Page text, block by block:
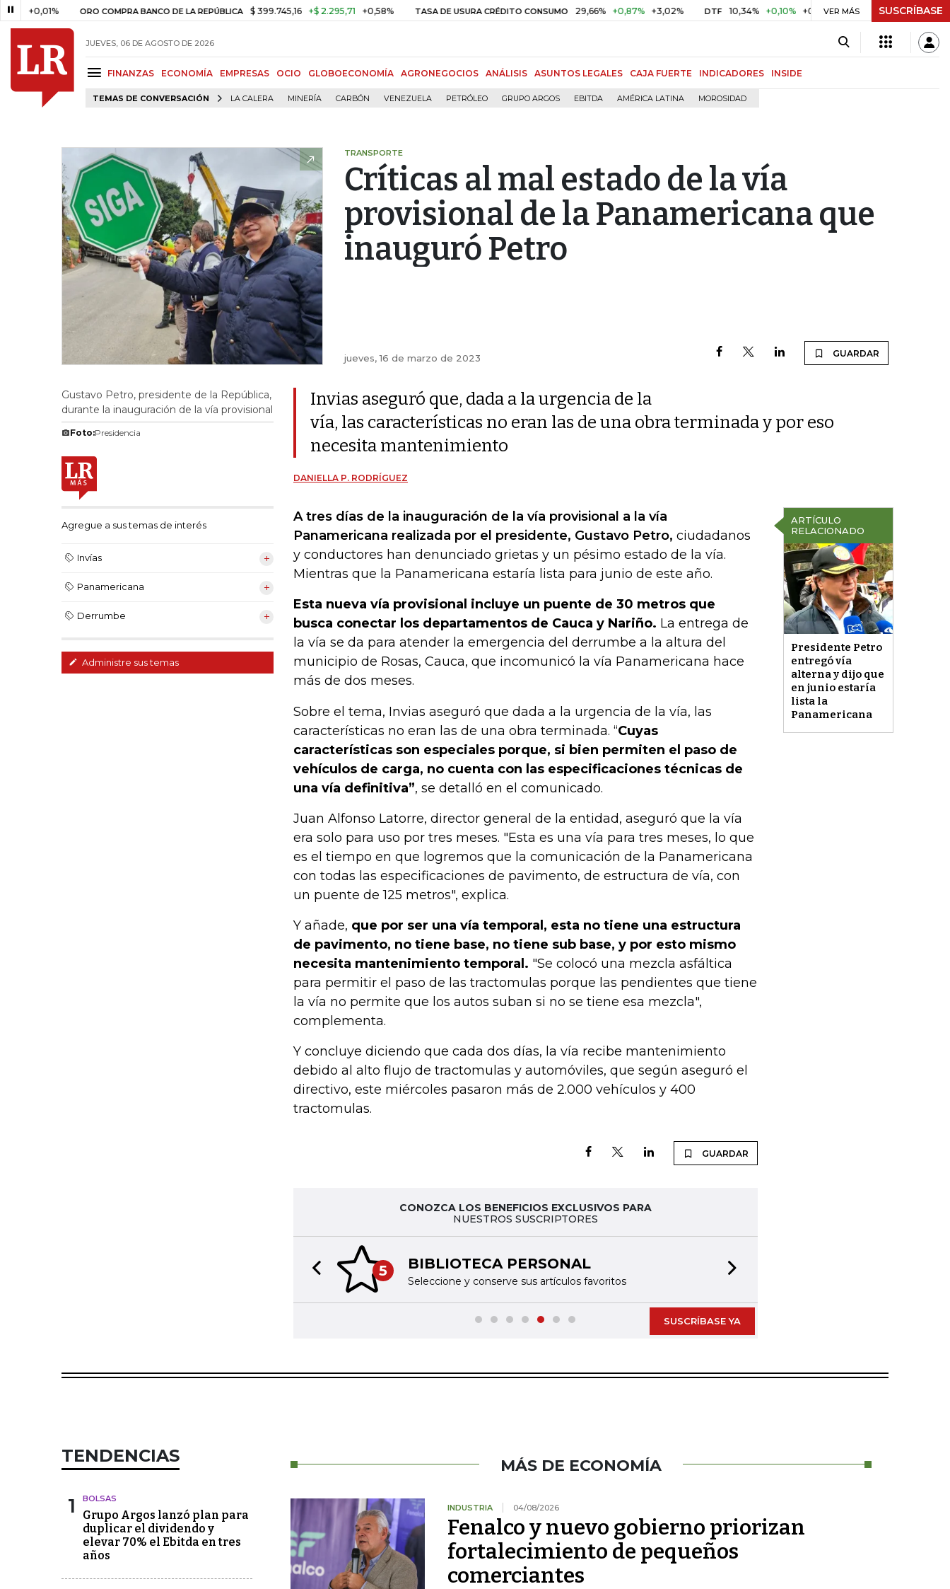
ORO COMPRA BANCO DE LA REPÚBLICA $ 399.745,16 +$ 2.295,71 +0,58% TASA DE USURA CRÉDITO CONSUMO 29,66% +0,87% +3,02% DTF 10,34% +0,10% +0,98% UVR $ 416,86 +$ 0,05
VER MÁS SUSCRÍBASE
JUEVES, 06 DE AGOSTO DE 2026
FINANZAS ECONOMÍA EMPRESAS OCIO GLOBOECONOMÍA AGRONEGOCIOS ANÁLISIS ASUNTOS LEGALES CAJA FUERTE INDICADORES INSIDE
TEMAS DE CONVERSACIÓN LA CALERA MINERÍA CARBÓN VENEZUELA PETRÓLEO GRUPO ARGOS EBITDA AMÉRICA LATINA MOROSIDAD
TRANSPORTE
Críticas al mal estado de la vía
provisional de la Panamericana que
inauguró Petro
jueves, 16 de marzo de 2023 GUARDAR
Gustavo Petro, presidente de la República,
durante la inauguración de la vía provisional
Foto:Presidencia
Agregue a sus temas de interés
Invías
Panamericana
Derrumbe
Administre sus temas
Invias aseguró que, dada a la urgencia de la
vía, las características no eran las de una obra terminada y por eso
necesita mantenimiento
DANIELLA P. RODRÍGUEZ
ARTÍCULO
RELACIONADO
Presidente Petro
entregó vía
alterna y dijo que
en junio estaría
lista la
Panamericana
A tres días de la inauguración de la vía provisional a la vía
Panamericana realizada por el presidente, Gustavo Petro, ciudadanos
y conductores han denunciado grietas y un pésimo estado de la vía.
Mientras que la Panamericana estaría lista para junio de este año.
Esta nueva vía provisional incluye un puente de 30 metros que
busca conectar los departamentos de Cauca y Nariño. La entrega de
la vía se da para atender la emergencia del derrumbe a la altura del
municipio de Rosas, Cauca, que incomunicó la vía Panamericana hace
más de dos meses.
Sobre el tema, Invias aseguró que dada a la urgencia de la vía, las
características no eran las de una obra terminada. “Cuyas
características son especiales porque, si bien permiten el paso de
vehículos de carga, no cuenta con las especificaciones técnicas de
una vía definitiva”, se detalló en el comunicado.
Juan Alfonso Latorre, director general de la entidad, aseguró que la vía
era solo para uso por tres meses. "Esta es una vía para tres meses, lo que
es el tiempo en que logremos que la comunicación de la Panamericana
con todas las especificaciones de pavimento, de estructura de vía, con
un puente de 125 metros", explica.
Y añade, que por ser una vía temporal, esta no tiene una estructura
de pavimento, no tiene base, no tiene sub base, y por esto mismo
necesita mantenimiento temporal. "Se colocó una mezcla asfáltica
para permitir el paso de las tractomulas porque las pendientes que tiene
la vía no permite que los autos suban si no se tiene esa mezcla",
complementa.
Y concluye diciendo que cada dos días, la vía recibe mantenimiento
debido al alto flujo de tractomulas y automóviles, que según aseguró el
directivo, este miércoles pasaron más de 2.000 vehículos y 400
tractomulas.
GUARDAR
CONOZCA LOS BENEFICIOS EXCLUSIVOS PARA
NUESTROS SUSCRIPTORES
5 BIBLIOTECA PERSONAL
Seleccione y conserve sus artículos favoritos
Previous slide
SUSCRÍBASE YA
TENDENCIAS
1 BOLSAS
Grupo Argos lanzó plan para
duplicar el dividendo y
elevar 70% el Ebitda en tres
años
MÁS DE ECONOMÍA
INDUSTRIA 04/08/2026
Fenalco y nuevo gobierno priorizan
fortalecimiento de pequeños
comerciantes